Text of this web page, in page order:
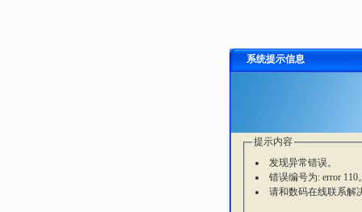
系统提示信息
提示内容
发现异常错误。
错误编号为: error 110
请和数码在线联系解